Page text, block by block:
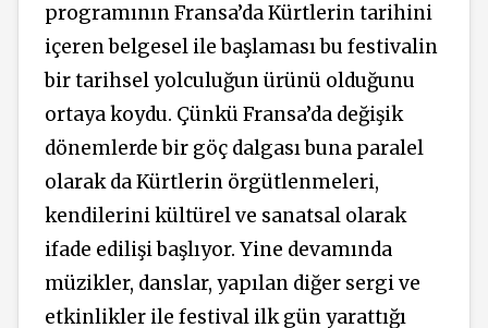
programının Fransa’da Kürtlerin tarihini
içeren belgesel ile başlaması bu festivalin
bir tarihsel yolculuğun ürünü olduğunu
ortaya koydu. Çünkü Fransa’da değişik
dönemlerde bir göç dalgası buna paralel
olarak da Kürtlerin örgütlenmeleri,
kendilerini kültürel ve sanatsal olarak
ifade edilişi başlıyor. Yine devamında
müzikler, danslar, yapılan diğer sergi ve
etkinlikler ile festival ilk gün yarattığı